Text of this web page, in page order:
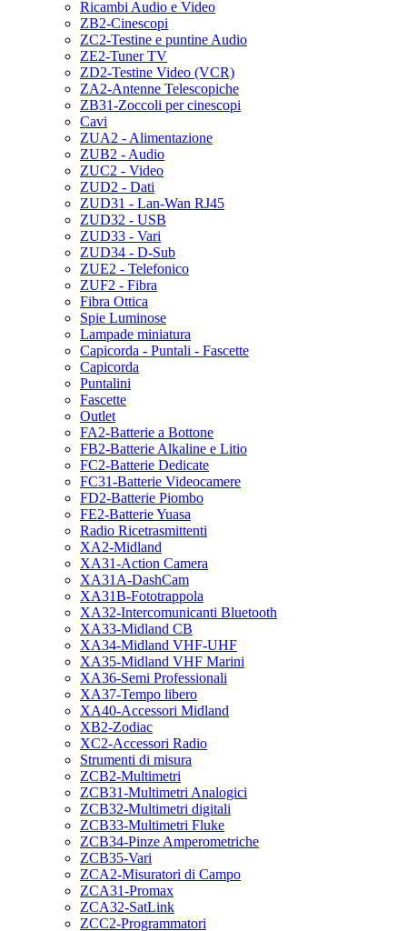
Ricambi Audio e Video
ZB2-Cinescopi
ZC2-Testine e puntine Audio
ZE2-Tuner TV
ZD2-Testine Video (VCR)
ZA2-Antenne Telescopiche
ZB31-Zoccoli per cinescopi
Cavi
ZUA2 - Alimentazione
ZUB2 - Audio
ZUC2 - Video
ZUD2 - Dati
ZUD31 - Lan-Wan RJ45
ZUD32 - USB
ZUD33 - Vari
ZUD34 - D-Sub
ZUE2 - Telefonico
ZUF2 - Fibra
Fibra Ottica
Spie Luminose
Lampade miniatura
Capicorda - Puntali - Fascette
Capicorda
Puntalini
Fascette
Outlet
FA2-Batterie a Bottone
FB2-Batterie Alkaline e Litio
FC2-Batterie Dedicate
FC31-Batterie Videocamere
FD2-Batterie Piombo
FE2-Batterie Yuasa
Radio Ricetrasmittenti
XA2-Midland
XA31-Action Camera
XA31A-DashCam
XA31B-Fototrappola
XA32-Intercomunicanti Bluetooth
XA33-Midland CB
XA34-Midland VHF-UHF
XA35-Midland VHF Marini
XA36-Semi Professionali
XA37-Tempo libero
XA40-Accessori Midland
XB2-Zodiac
XC2-Accessori Radio
Strumenti di misura
ZCB2-Multimetri
ZCB31-Multimetri Analogici
ZCB32-Multimetri digitali
ZCB33-Multimetri Fluke
ZCB34-Pinze Amperometriche
ZCB35-Vari
ZCA2-Misuratori di Campo
ZCA31-Promax
ZCA32-SatLink
ZCC2-Programmatori